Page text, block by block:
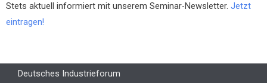
Stets aktuell informiert mit unserem Seminar-Newsletter. Jetzt
eintragen!
Deutsches Industrieforum